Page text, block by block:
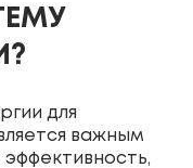
для
важным